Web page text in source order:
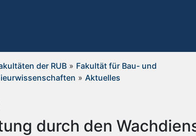
der RUB» Fakultät für Bau- und
» Aktuelles
durch den